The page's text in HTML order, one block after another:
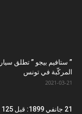
المركّبة في تونس
2021-03-21